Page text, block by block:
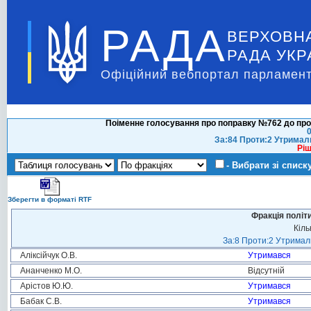
РАДА РАДА
Офіційний вебпортал
Поіменне голосування про поправку №762 до
За:84 Проти:2
- Вибрати зі
Зберегти в форматі RTF
Фракція
За:8 Проти:2
Аліксійчук О.В.
Утримався
Ананченко М.О.
Відсутній
Арістов Ю.Ю.
Утримався
Бабак С.В.
Утримався